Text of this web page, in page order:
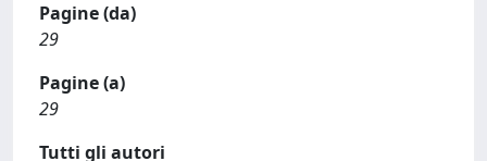
Pagine (da)
29
Pagine (a)
29
Tutti gli autori